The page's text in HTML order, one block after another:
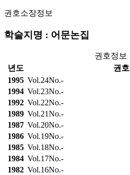
권호소장정보
학술지명 : 어문논집
권호정보
년도
권호
1995 Vol.24No.-
1994 Vol.23No.-
1992 Vol.22No.-
1989 Vol.21No.-
1987 Vol.20No.-
1986 Vol.19No.-
1985 Vol.18No.-
1984 Vol.17No.-
1982 Vol.16No.-